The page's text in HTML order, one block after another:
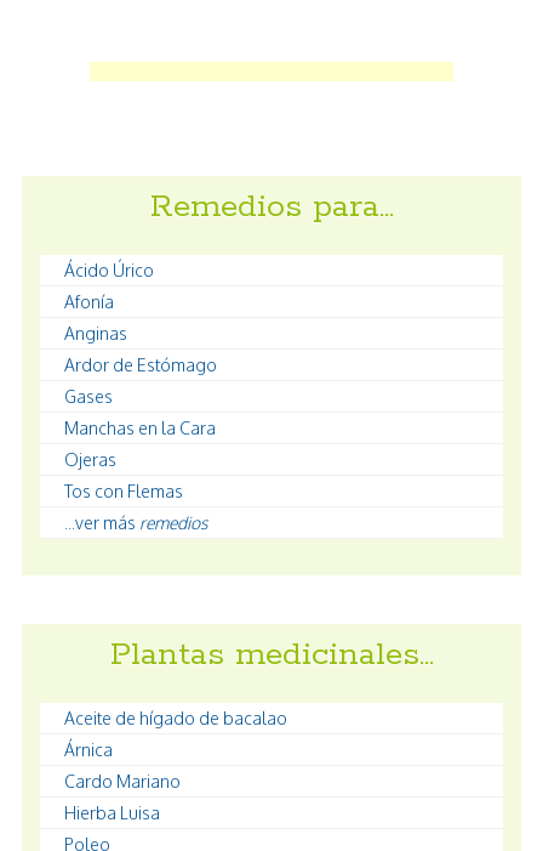
Remedios para…
Ácido Úrico
Afonía
Anginas
Ardor de Estómago
Gases
Manchas en la Cara
Ojeras
Tos con Flemas
...ver más remedios
Plantas medicinales…
Aceite de hígado de bacalao
Árnica
Cardo Mariano
Hierba Luisa
Poleo